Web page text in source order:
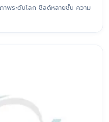
พระดับโลก ชีลด์หลายชั้น ความ